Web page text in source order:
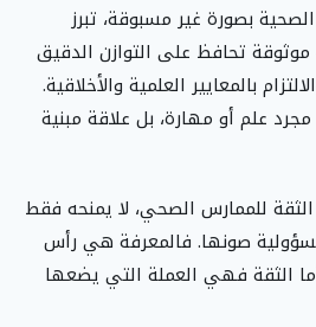
بصورة غير مسبوقة، تبرز
تحافظ على التوازن الدقيق
بالمعايير العلمية والأخلاقية.
علم أو مهارة، بل علاقة مبنية
للممارس الصحي، لا يمنحه فقط
صونها. فالمعرفة هي رأس
الثقة فهي العملة التي يضعها